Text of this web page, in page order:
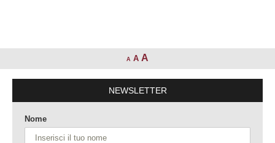
A A A
NEWSLETTER
Nome